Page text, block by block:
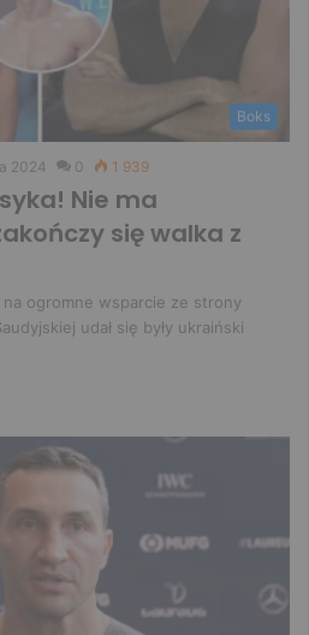
Boks
2024 0 1 939
Nie ma
się walka z
na ogromne wsparcie ze strony
udał się były ukraiński